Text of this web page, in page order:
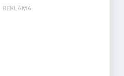
REKLAMA